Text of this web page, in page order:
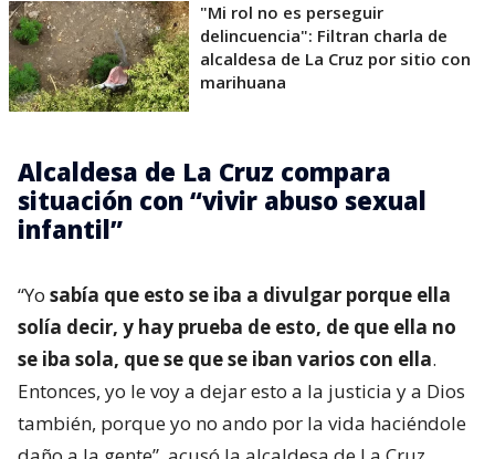
"Mi rol no es perseguir
delincuencia": Filtran charla de
alcaldesa de La Cruz por sitio con
marihuana
Alcaldesa de La Cruz compara
situación con “vivir abuso sexual
infantil”
“Yo sabía que esto se iba a divulgar porque ella
solía decir, y hay prueba de esto, de que ella no
se iba sola, que se que se iban varios con ella.
Entonces, yo le voy a dejar esto a la justicia y a Dios
también, porque yo no ando por la vida haciéndole